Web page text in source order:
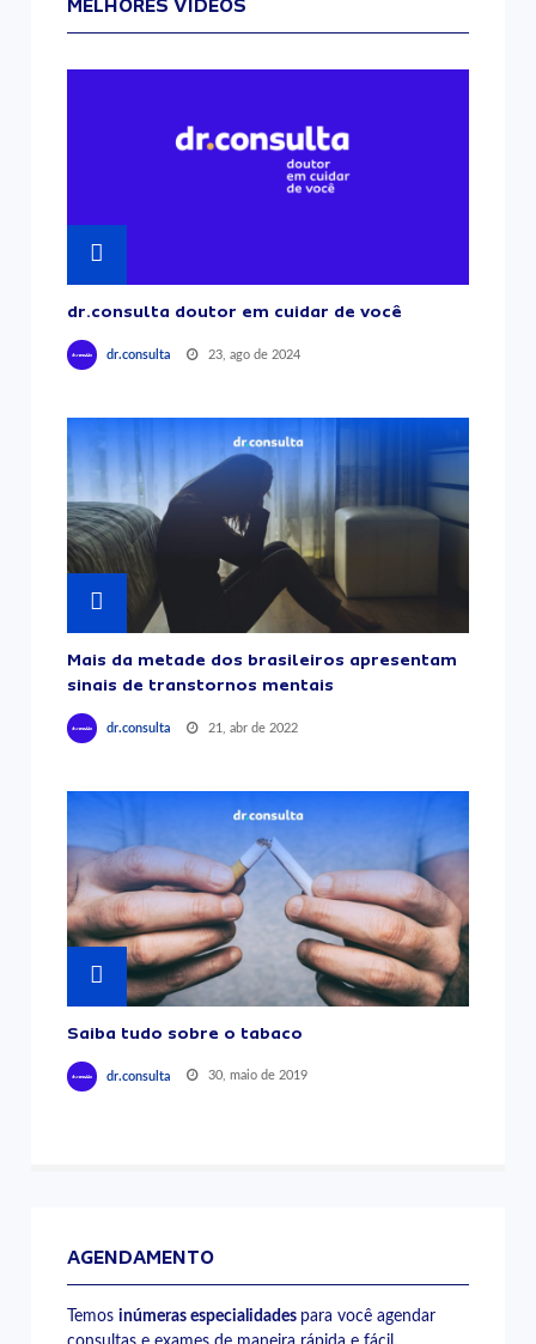
MELHORES VÍDEOS
dr.consulta doutor em cuidar de você
dr.consulta 23, ago de 2024
Mais da metade dos brasileiros apresentam
sinais de transtornos mentais
dr.consulta 21, abr de 2022
Saiba tudo sobre o tabaco
dr.consulta 30, maio de 2019
AGENDAMENTO
Temosinúmeras especialidades para você agendar